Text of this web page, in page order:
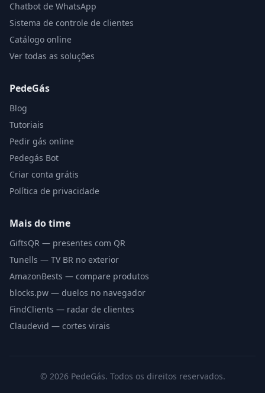
Chatbot de WhatsApp
Sistema de controle de clientes
Catálogo online
Ver todas as soluções
PedeGás
Blog
Tutoriais
Pedir gás online
Pedegás Bot
Criar conta grátis
Política de privacidade
Mais do time
GiftsQR — presentes com QR
Tunells — TV BR no exterior
AmazonBests — compare produtos
blocks.pw — duelos no navegador
FindClients — radar de clientes
Claudevid — cortes virais
© 2026PedeGás. Todos os direitos reservados.